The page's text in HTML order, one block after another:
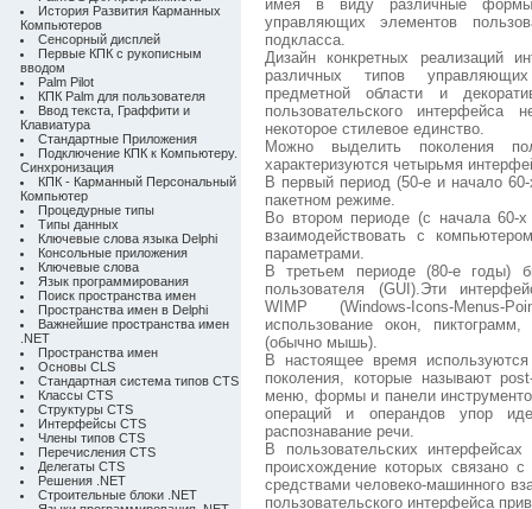
История Развития Карманных
Компьютеров
Сенсорный дисплей
Первые КПК с рукописным
вводом
Palm Pilot
КПК Palm для пользователя
Ввод текста, Граффити и
Клавиатура
Стандартные Приложения
Подключение КПК к Компьютеру.
Синхронизация
КПК - Карманный Персональный
Компьютер
Процедурные типы
Типы данных
Ключевые слова языка Delphi
Консольные приложения
Ключевые слова
Язык программирования
Поиск пространства имен
Пространства имен в Delphi
Важнейшие пространства имен
.NET
Пространства имен
Основы CLS
Стандартная система типов CTS
Классы CTS
Структуры CTS
Интерфейсы CTS
Члены типов CTS
Перечисления CTS
Делегаты CTS
Решения .NET
Строительные блоки .NET
имея в виду различные формы
управляющих элементов
подкласса.
Дизайн конкретных реализаций
различных типов
предметной области и
пользовательского
некоторое стилевое единство.
Можно выделить поколения
характеризуются четырьмя
В первый период (50-е и начало
пакетном режиме.
Во втором периоде (с начала 60-
взаимодействовать с
параметрами.
В третьем периоде (80-е годы)
пользователя (GUI).Эти
WIMP (Windows-Icons-
использование окон,
(обычно мышь).
В настоящее время
поколения, которые называют
меню, формы и панели
операций и операндов упор
распознавание речи.
В пользовательских
происхождение которых связано
средствами человеко-машинного
пользовательского интерфейса